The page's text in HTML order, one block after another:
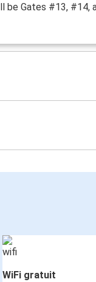
be Gates #13, #14,
WiFi gratuit